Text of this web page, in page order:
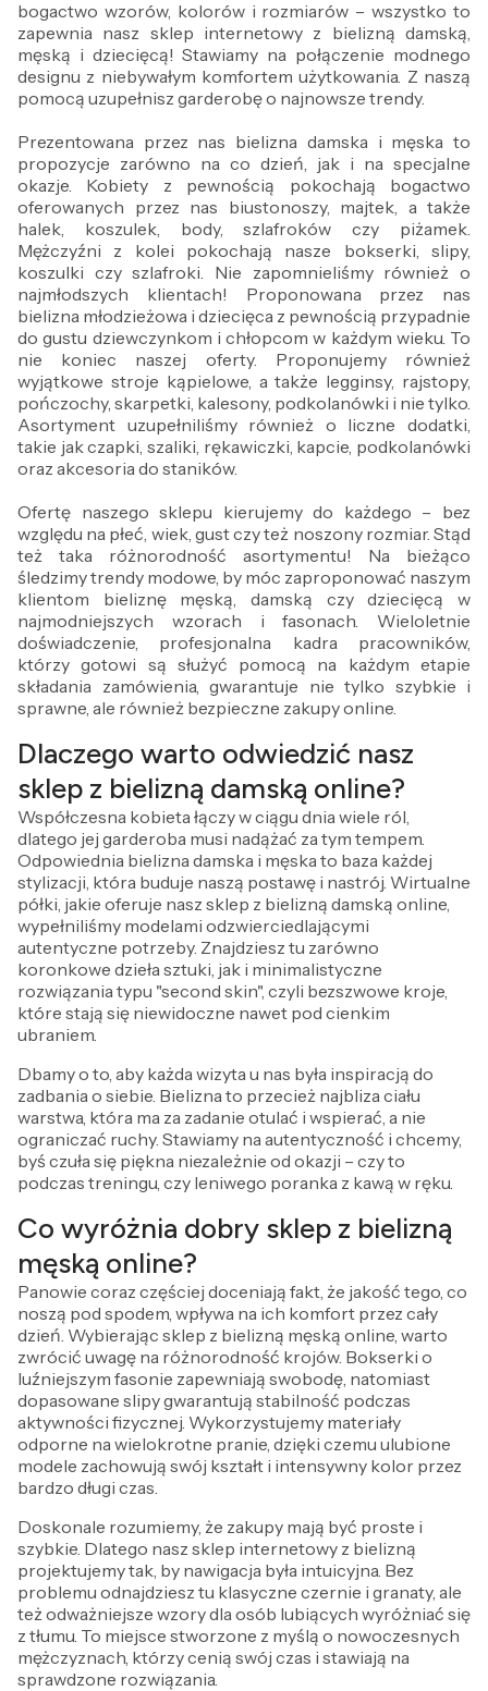
bogactwo wzorów, kolorów i rozmiarów – wszystko to
zapewnia nasz sklep internetowy z bielizną damską,
męską i dziecięcą! Stawiamy na połączenie modnego
designu z niebywałym komfortem użytkowania. Z naszą
pomocą uzupełnisz garderobę o najnowsze trendy.
Prezentowana przez nas bielizna damska i męska to
propozycje zarówno na co dzień, jak i na specjalne
okazje. Kobiety z pewnością pokochają bogactwo
oferowanych przez nas biustonoszy, majtek, a także
halek, koszulek, body, szlafroków czy piżamek.
Mężczyźni z kolei pokochają nasze bokserki, slipy,
koszulki czy szlafroki. Nie zapomnieliśmy również o
najmłodszych klientach! Proponowana przez nas
bielizna młodzieżowa i dziecięca z pewnością przypadnie
do gustu dziewczynkom i chłopcom w każdym wieku. To
nie koniec naszej oferty. Proponujemy również
wyjątkowe stroje kąpielowe, a także legginsy, rajstopy,
pończochy, skarpetki, kalesony, podkolanówki i nie tylko.
Asortyment uzupełniliśmy również o liczne dodatki,
takie jak czapki, szaliki, rękawiczki, kapcie, podkolanówki
oraz akcesoria do staników.
Ofertę naszego sklepu kierujemy do każdego – bez
względu na płeć, wiek, gust czy też noszony rozmiar. Stąd
też taka różnorodność asortymentu! Na bieżąco
śledzimy trendy modowe, by móc zaproponować naszym
klientom bieliznę męską, damską czy dziecięcą w
najmodniejszych wzorach i fasonach. Wieloletnie
doświadczenie, profesjonalna kadra pracowników,
którzy gotowi są służyć pomocą na każdym etapie
składania zamówienia, gwarantuje nie tylko szybkie i
sprawne, ale również bezpieczne zakupy online.
Dlaczego warto odwiedzić nasz
sklep z bielizną damską online?
Współczesna kobieta łączy w ciągu dnia wiele ról,
dlatego jej garderoba musi nadążać za tym tempem.
Odpowiednia bielizna damska i męska to baza każdej
stylizacji, która buduje naszą postawę i nastrój. Wirtualne
półki, jakie oferuje nasz sklep z bielizną damską online,
wypełniliśmy modelami odzwierciedlającymi
autentyczne potrzeby. Znajdziesz tu zarówno
koronkowe dzieła sztuki, jak i minimalistyczne
rozwiązania typu "second skin", czyli bezszwowe kroje,
które stają się niewidoczne nawet pod cienkim
ubraniem.
Dbamy o to, aby każda wizyta u nas była inspiracją do
zadbania o siebie. Bielizna to przecież najbliza ciału
warstwa, która ma za zadanie otulać i wspierać, a nie
ograniczać ruchy. Stawiamy na autentyczność i chcemy,
byś czuła się piękna niezależnie od okazji – czy to
podczas treningu, czy leniwego poranka z kawą w ręku.
Co wyróżnia dobry sklep z bielizną
męską online?
Panowie coraz częściej doceniają fakt, że jakość tego, co
noszą pod spodem, wpływa na ich komfort przez cały
dzień. Wybierając sklep z bielizną męską online, warto
zwrócić uwagę na różnorodność krojów. Bokserki o
luźniejszym fasonie zapewniają swobodę, natomiast
dopasowane slipy gwarantują stabilność podczas
aktywności fizycznej. Wykorzystujemy materiały
odporne na wielokrotne pranie, dzięki czemu ulubione
modele zachowują swój kształt i intensywny kolor przez
bardzo długi czas.
Doskonale rozumiemy, że zakupy mają być proste i
szybkie. Dlatego nasz sklep internetowy z bielizną
projektujemy tak, by nawigacja była intuicyjna. Bez
problemu odnajdziesz tu klasyczne czernie i granaty, ale
też odważniejsze wzory dla osób lubiących wyróżniać się
z tłumu. To miejsce stworzone z myślą o nowoczesnych
mężczyznach, którzy cenią swój czas i stawiają na
sprawdzone rozwiązania.